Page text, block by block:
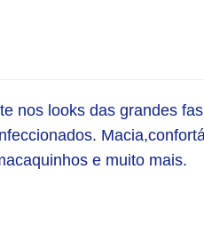
nos looks das grandes
e muito mais.